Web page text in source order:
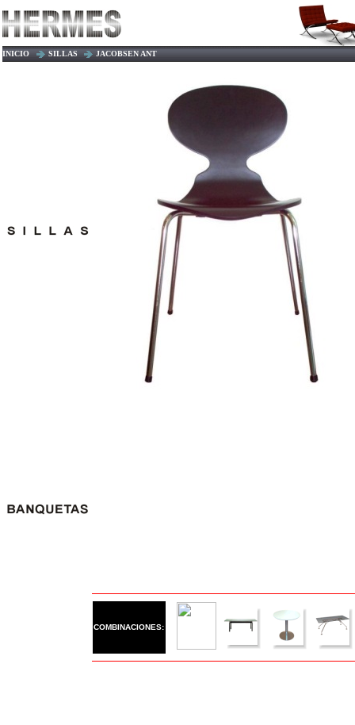
INICIO SILLAS JACOBSEN ANT
COMBINACIONES: